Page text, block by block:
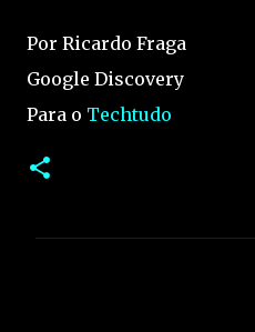
Por Ricardo Fraga
Google Discovery
Para o Techtudo